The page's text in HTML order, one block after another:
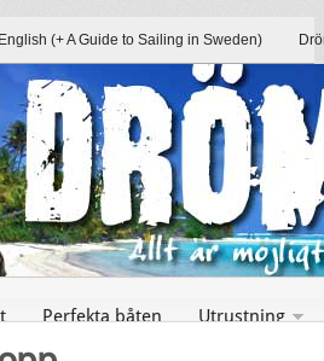
English (+ A Guide to Sailing in Sweden)
Perfekta båten Utrustning